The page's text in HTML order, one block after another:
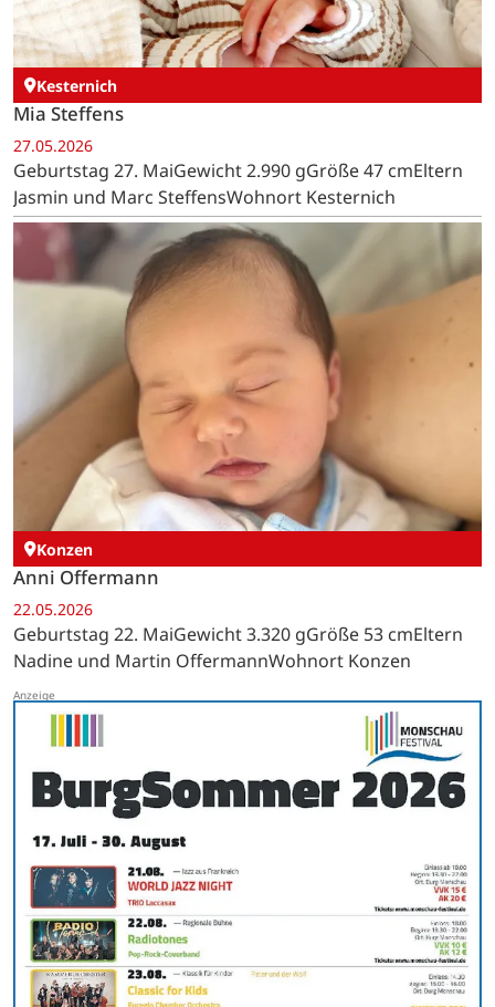
Kesternich
Mia Steffens
27.05.2026
Geburtstag 27. MaiGewicht 2.990 gGröße 47 cmEltern
Jasmin und Marc SteffensWohnort Kesternich
Konzen
Anni Offermann
22.05.2026
Geburtstag 22. MaiGewicht 3.320 gGröße 53 cmEltern
Nadine und Martin OffermannWohnort Konzen